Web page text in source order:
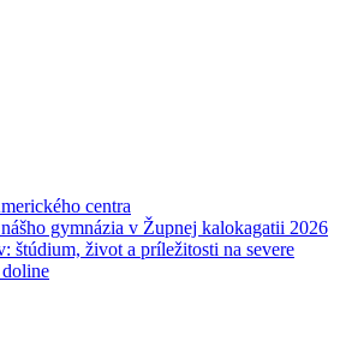
centra
gymnázia v Župnej kalokagatii 2026
štúdium, život a príležitosti na severe